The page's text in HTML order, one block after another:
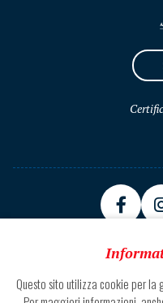
Questo sito utilizza cookie per
Sede Zona Ind.le